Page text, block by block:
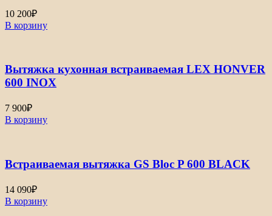
10 200₽
В корзину
Вытяжка кухонная встраиваемая LEX HONVER
600 INOX
7 900₽
В корзину
Встраиваемая вытяжка GS Bloc P 600 BLACK
14 090₽
В корзину